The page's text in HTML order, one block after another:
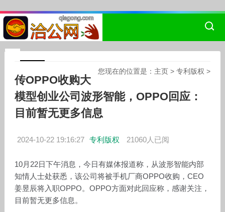
您现在的位置是： 主页 >专利版权 >
传OPPO收购大
模型创业公司波形智能，OPPO回应：
目前暂无更多信息
2024-10-22 19:16:27 专利版权 21060人已阅
10月22日下午消息，今日有媒体报道称，从波形智能内部
知情人士处获悉，该公司将被手机厂商OPPO收购，CEO
姜昱辰将入职OPPO。OPPO方面对此回应称，感谢关注，
目前暂无更多信息。